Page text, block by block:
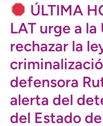
ÚLTIMA
LAT urge a
rechazar la
defensora
alerta del
del Estado